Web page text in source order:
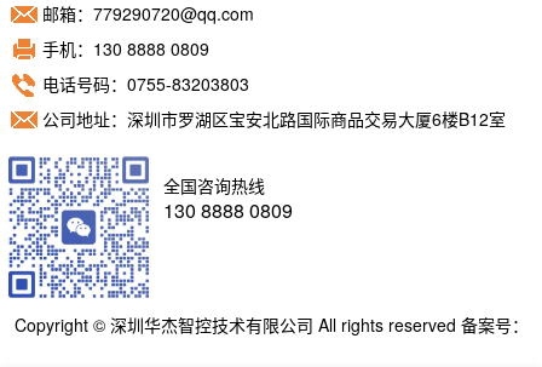
邮箱：779290720@qq.com
手机：130 8888 0809
电话号码：0755-83203803
公司地址：深圳市罗湖区宝安北路国际商品交易大厦6楼B12室
全国咨询热线
130 8888 0809
Copyright © 深圳华杰智控技术有限公司 All rights reserved 备案号：